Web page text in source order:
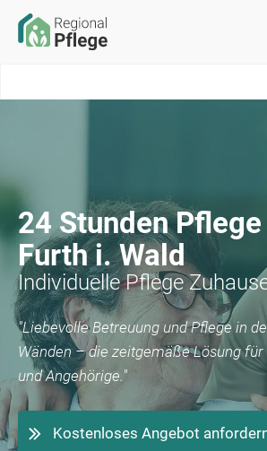
24 Stunden Pflege
Furth i. Wald
Individuelle Pflege
"Liebevolle Betreuung und Pflege in
Wänden – die zeitgemäße Lösung
und Angehörige."
Kostenloses Angebot